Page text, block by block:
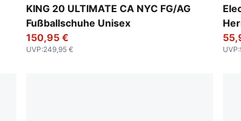
KING 20 ULTIMATE CA NYC FG/AG
Fußballschuhe Unisex
Icy Blue-Mint Jelly-Sparkling Green
150,95 €
UVP:249,95 € UVP: